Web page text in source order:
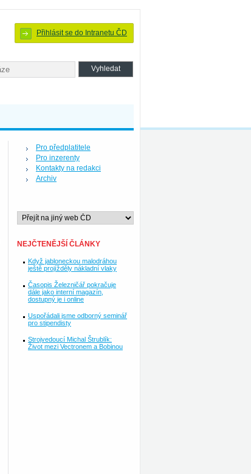
Přihlásit se do Intranetu ČD
Pro předplatitele
Pro inzerenty
Kontakty na redakci
Archiv
NEJČTENĚJŠÍ ČLÁNKY
Když jabloneckou malodráhou
ještě projížděly nákladní vlaky
Časopis Železničář pokračuje
dále jako interní magazín,
dostupný je i online
Uspořádali jsme odborný seminář
pro stipendisty
Strojvedoucí Michal Štrublík:
Život mezi Vectronem a Bobinou